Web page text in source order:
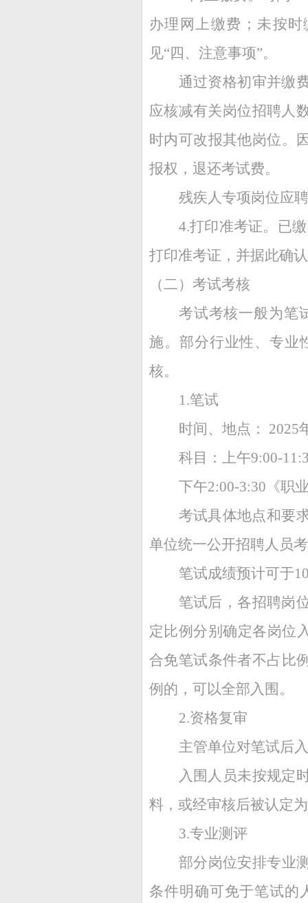
办理网上缴费；未按
见“四、注意事项”。
通过资格初审并缴
应核减有关岗位招聘人
时内可改报其他岗位。
报权，退还考试费。
残疾人专项岗位应
4.打印准考证。已
打印准考证，并据此确
（二）考试考核
考试考核一般为笔
施。部分行业性、专业
核。
1.笔试
时间、地点： 2025
科目：上午9:00-
下午2:00-3:30《职
考试具体地点和要
单位统一公开招聘人员
笔试成绩预计可于
笔试后，各招聘岗
定比例分别确定各岗位
合免笔试条件者不占比
例的，可以全部入围。
2.资格复审
主管单位对笔试后
入围人员未按规定
料，或经审核后被认定
3.专业测评
部分岗位安排专业
条件明确可免于笔试的